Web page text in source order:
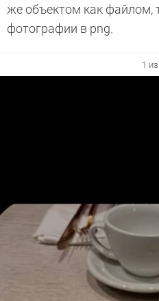
же объектом как файлом,
фотографии в png.
1